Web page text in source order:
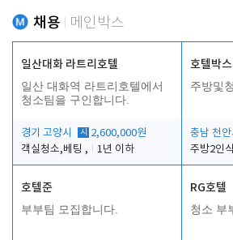
채용 메인박스
일산대화 라트리호텔
일산 대화역 라트리호텔에서
청소팀을 구인합니다.
경기 고양시 시
2,600,000원
객실청소,베팅 ,
1년 이하
호텔박스
주방및
충남 천안
호텔준
부부팀 모집합니다.
RG호텔
청소 부